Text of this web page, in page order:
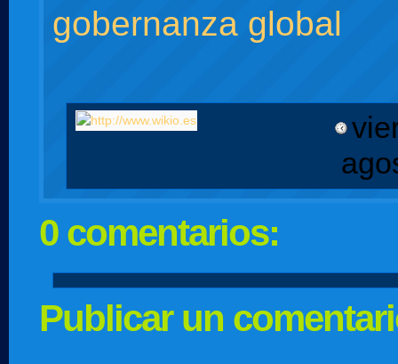
gobernanza global
0 comentarios:
Publicar un